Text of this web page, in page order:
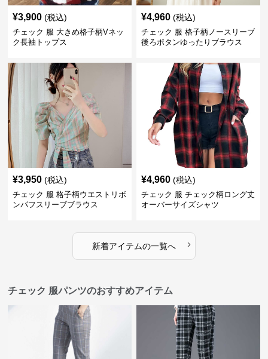
¥3,900 (税込)
チェック 服 大きめ格子柄Vネッ
ク長袖トップス
¥4,960 (税込)
チェック 服 格子柄ノースリーブ
後ろボタンゆったりブラウス
¥3,950 (税込)
チェック 服 格子柄ウエストリボ
ンパフスリーブブラウス
¥4,960 (税込)
チェック 服 チェック柄ロング丈
オーバーサイズシャツ
新着アイテムの一覧へ ›
チェック 服パンツのおすすめアイテム